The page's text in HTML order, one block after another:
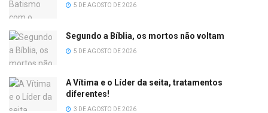
5 DE AGOSTO DE 2026
Segundo a Bíblia, os mortos não voltam
5 DE AGOSTO DE 2026
A Vítima e o Líder da seita, tratamentos
diferentes!
3 DE AGOSTO DE 2026